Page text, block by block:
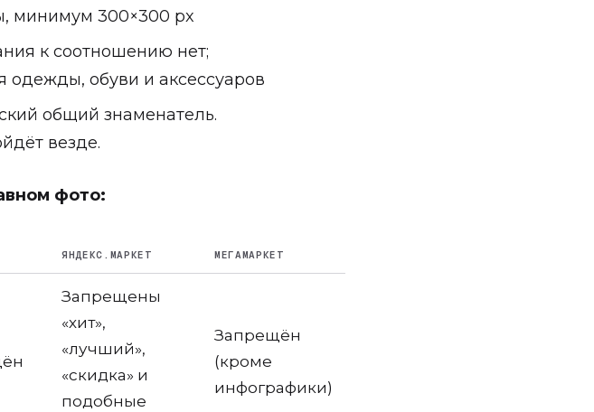
минимум 300×300 px
к соотношению нет;
одежды, обуви и аксессуаров
общий знаменатель.
везде.
фото:
ЯНДЕКС.МАРКЕТ МЕГАМАРКЕТ
Запрещены
«хит»,
«лучший»,
«скидка» и
подобные
Запрещён
(кроме
инфографики)